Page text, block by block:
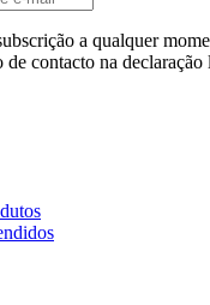
a qualquer
de contacto na declaração